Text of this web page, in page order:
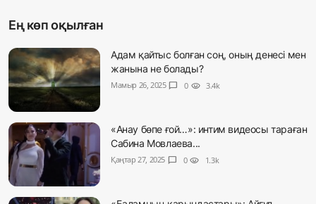
Ең көп оқылған
Адам қайтыс болған соң, оның денесі мен
жанына не болады?
Мамыр 26, 2025 chat_bubble 0 visibility 3.4k
«Анау бөпе ғой…»: интим видеосы тараған
Сабина Мовлаева...
Қаңтар 27, 2025 chat_bubble 0 visibility 1.3k